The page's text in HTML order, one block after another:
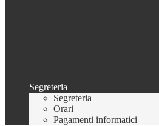
Segreteria
Segreteria
Orari
Pagamenti informatici